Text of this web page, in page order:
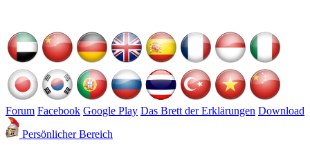
Forum Facebook Google Play Das Brett der Erklärungen Download
Persönlicher Bereich